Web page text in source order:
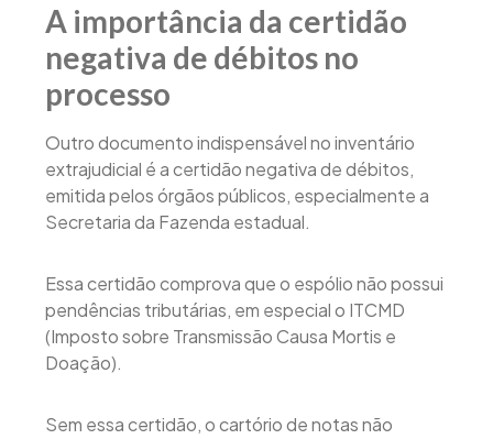
A importância da certidão
negativa de débitos no
processo
Outro documento indispensável no inventário
extrajudicial é a certidão negativa de débitos,
emitida pelos órgãos públicos, especialmente a
Secretaria da Fazenda estadual.
Essa certidão comprova que o espólio não possui
pendências tributárias, em especial o ITCMD
(Imposto sobre Transmissão Causa Mortis e
Doação).
Sem essa certidão, o cartório de notas não